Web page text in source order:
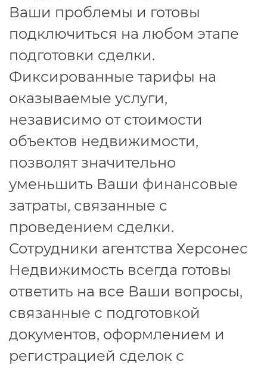
Ваши проблемы и готовы
подключиться на любом этапе
подготовки сделки.
Фиксированные тарифы на
оказываемые услуги,
независимо от стоимости
объектов недвижимости,
позволят значительно
уменьшить Ваши финансовые
затраты, связанные с
проведением сделки.
Сотрудники агентства Херсонес
Недвижимость всегда готовы
ответить на все Ваши вопросы,
связанные с подготовкой
документов, оформлением и
регистрацией сделок с